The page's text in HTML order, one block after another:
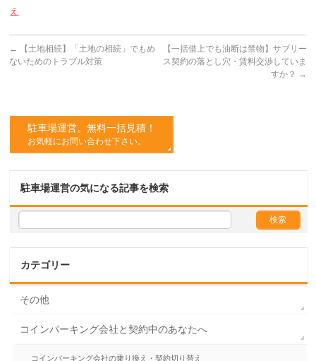
え
←
【土地相続】「土地の相続」でもめ
ないためのトラブル対策
【一括借上でも油断は禁物】サブリー
ス契約の落とし穴・賃料交渉していま
すか？ →
駐車場運営。無料一括見積！
お気軽にお問い合わせ下さい。
駐車場運営の気になる記事を検索
カテゴリー
その他
コインパーキング会社と契約中のあなたへ
コインパーキング会社の乗り換え・契約切り替え